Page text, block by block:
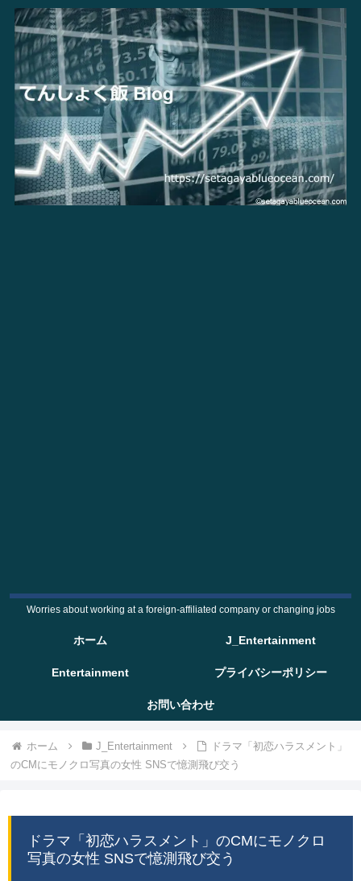
Worries about working at a foreign-affiliated company or changing jobs
ホーム J_Entertainment
Entertainment プライバシーポリシー
お問い合わせ
ホーム J_Entertainment
ドラマ「初恋ハラスメント」
のCMにモノクロ写真の女性 SNSで憶測飛び交う
ドラマ「初恋ハラスメント」のCMにモノクロ
写真の女性 SNSで憶測飛び交う